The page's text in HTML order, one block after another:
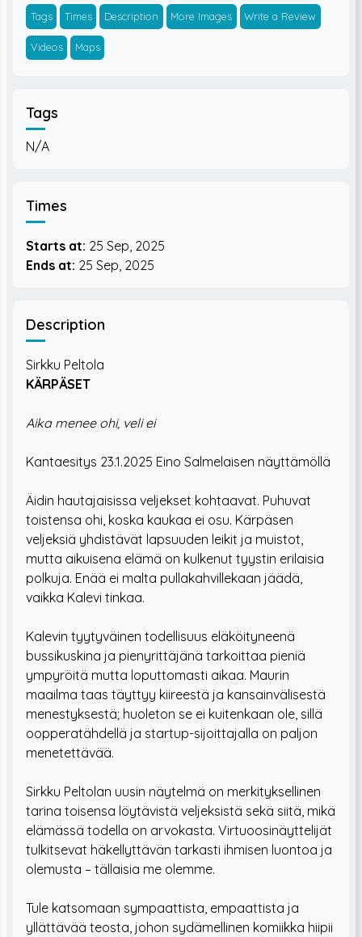
Tags Times Description More Images Write a Review
Videos Maps
Tags
N/A
Times
Starts at: 25 Sep, 2025
Ends at: 25 Sep, 2025
Description
Sirkku Peltola
KÄRPÄSET
Aika menee ohi, veli ei
Kantaesitys 23.1.2025 Eino Salmelaisen näyttämöllä
Äidin hautajaisissa veljekset kohtaavat. Puhuvat
toistensa ohi, koska kaukaa ei osu. Kärpäsen
veljeksiä yhdistävät lapsuuden leikit ja muistot,
mutta aikuisena elämä on kulkenut tyystin erilaisia
polkuja. Enää ei malta pullakahvillekaan jäädä,
vaikka Kalevi tinkaa.
Kalevin tyytyväinen todellisuus eläköityneenä
bussikuskina ja pienyrittäjänä tarkoittaa pieniä
ympyröitä mutta loputtomasti aikaa. Maurin
maailma taas täyttyy kiireestä ja kansainvälisestä
menestyksestä; huoleton se ei kuitenkaan ole, sillä
oopperatähdellä ja startup-sijoittajalla on paljon
menetettävää.
Sirkku Peltolan uusin näytelmä on merkityksellinen
tarina toisensa löytävistä veljeksistä sekä siitä, mikä
elämässä todella on arvokasta. Virtuoosinäyttelijät
tulkitsevat häkellyttävän tarkasti ihmisen luontoa ja
olemusta – tällaisia me olemme.
Tule katsomaan sympaattista, empaattista ja
yllättävää teosta, johon sydämellinen komiikka hiipii